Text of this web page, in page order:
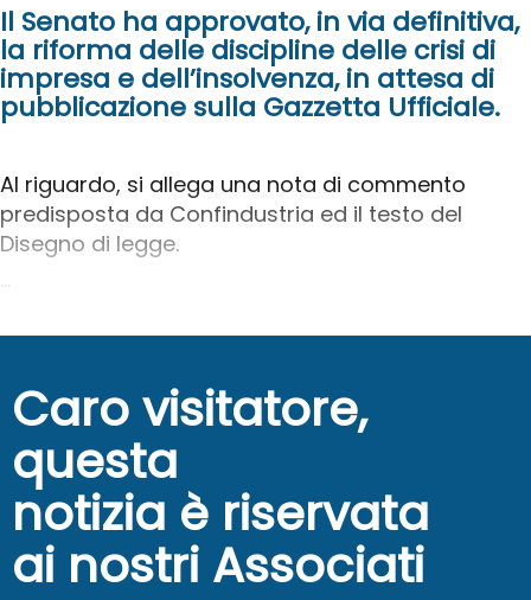
Il Senato ha approvato, in via definitiva,
la riforma delle discipline delle crisi di
impresa e dell’insolvenza, in attesa di
pubblicazione sulla Gazzetta Ufficiale.
Al riguardo, si allega una nota di commento
predisposta da Confindustria ed il testo del
Disegno di legge.
...
Caro visitatore,
questa
notizia è riservata
ai nostri Associati